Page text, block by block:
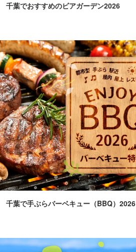
千葉でおすすめのビアガーデン2026
千葉で手ぶらバーベキュー（BBQ）2026